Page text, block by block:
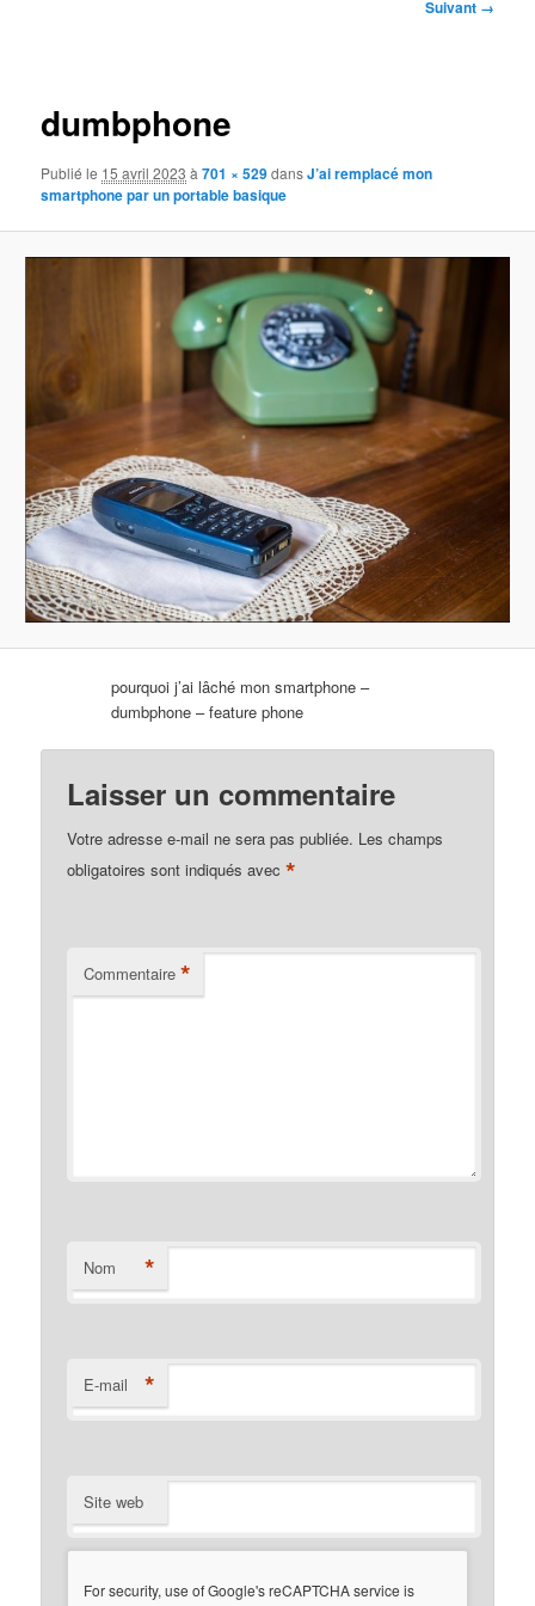
Suivant →
dumbphone
Publié le 15 avril 2023 à701 × 529dansJ’ai remplacé mon
smartphone par un portable basique
pourquoi j’ai lâché mon smartphone –
dumbphone – feature phone
Laisser un commentaire
Votre adresse e-mail ne sera pas publiée. Les champs
obligatoires sont indiqués avec*
Commentaire *
Nom *
E-mail *
Site web
For security, use of Google's reCAPTCHA service is